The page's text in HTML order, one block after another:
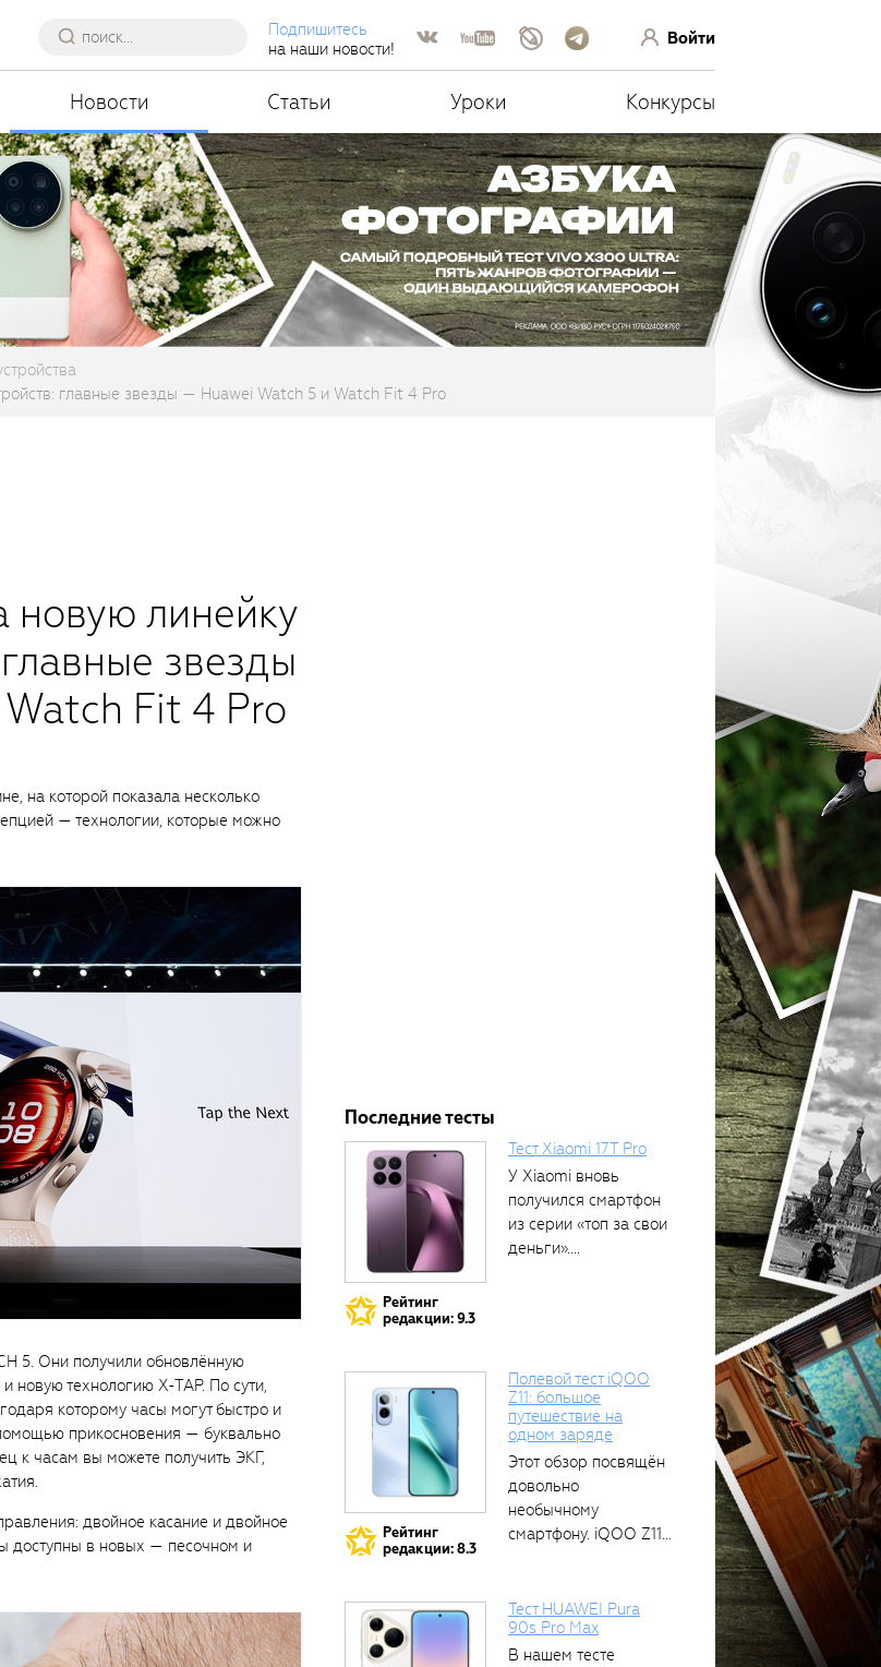
Подпишитесь
на наши новости!
Войти
Новости Статьи Уроки Конкурсы
главные звезды — Huawei Watch 5 и Watch Fit 4 Pro
новую линейку
звезды
Fit 4 Pro
на которой показала несколько
— технологии, которые можно
5. Они получили обновлённую
новую технологию X-TAP. По сути,
которому часы могут быстро и
прикосновения — буквально
к часам вы можете получить ЭКГ,
двойное касание и двойное
доступны в новых — песочном и
Последние тесты
Рейтинг
редакции: 9.3
Тест Xiaomi 17T Pro
У Xiaomi вновь
получился смартфон
из серии «топ за свои
деньги»....
Рейтинг
редакции: 8.3
Полевой тест iQOO
Z11: большое
путешествие на
одном заряде
Этот обзор посвящён
довольно
необычному
смартфону. iQOO Z11
Тест HUAWEI Pura
90s Pro Max
В нашем тесте